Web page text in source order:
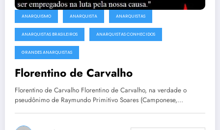
ANARQUISMO ANARQUISTA ANARQUISTAS
ANARQUISTAS BRASILEIROS ANARQUISTAS CONHECIDOS
GRANDES ANARQUISTAS
Florentino de Carvalho
Florentino de Carvalho Florentino de Carvalho, na verdade o
pseudônimo de Raymundo Primitivo Soares (Camponese,…